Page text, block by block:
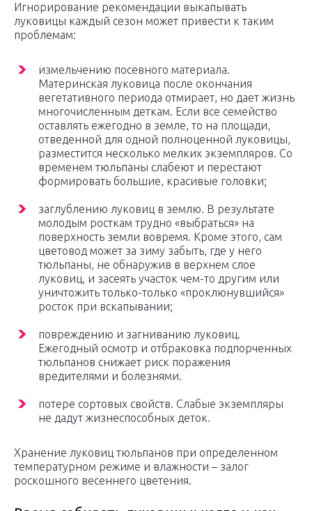
Игнорирование рекомендации выкапывать
луковицы каждый сезон может привести к таким
проблемам:
измельчению посевного материала.
Материнская луковица после окончания
вегетативного периода отмирает, но дает жизнь
многочисленным деткам. Если все семейство
оставлять ежегодно в земле, то на площади,
отведенной для одной полноценной луковицы,
разместится несколько мелких экземпляров. Со
временем тюльпаны слабеют и перестают
формировать большие, красивые головки;
заглублению луковиц в землю. В результате
молодым росткам трудно «выбраться» на
поверхность земли вовремя. Кроме этого, сам
цветовод может за зиму забыть, где у него
тюльпаны, не обнаружив в верхнем слое
луковиц, и засеять участок чем-то другим или
уничтожить только-только «проклюнувшийся»
росток при вскапывании;
повреждению и загниванию луковиц.
Ежегодный осмотр и отбраковка подпорченных
тюльпанов снижает риск поражения
вредителями и болезнями.
потере сортовых свойств. Слабые экземпляры
не дадут жизнеспособных деток.
Хранение луковиц тюльпанов при определенном
температурном режиме и влажности – залог
роскошного весеннего цветения.